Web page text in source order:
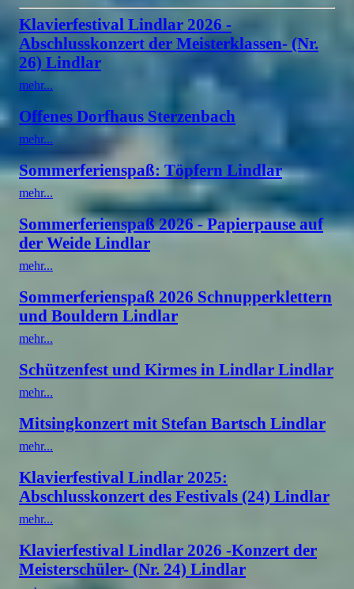
Klavierfestival Lindlar 2026 -
Abschlusskonzert der Meisterklassen- (Nr.
26) Lindlar
mehr...
Offenes Dorfhaus Sterzenbach
mehr...
Sommerferienspaß: Töpfern Lindlar
mehr...
Sommerferienspaß 2026 - Papierpause auf
der Weide Lindlar
mehr...
Sommerferienspaß 2026 Schnupperklettern
und Bouldern Lindlar
mehr...
Schützenfest und Kirmes in Lindlar Lindlar
mehr...
Mitsingkonzert mit Stefan Bartsch Lindlar
mehr...
Klavierfestival Lindlar 2025:
Abschlusskonzert des Festivals (24) Lindlar
mehr...
Klavierfestival Lindlar 2026 -Konzert der
Meisterschüler- (Nr. 24) Lindlar